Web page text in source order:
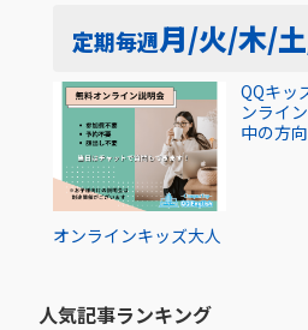
定期毎週月/火/木/
オンラインキッズ大人
QQキッ
ンライ
中の方
人気記事ランキング​